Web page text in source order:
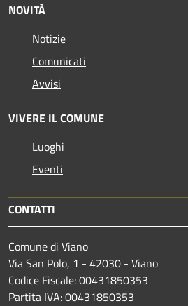
NOVITÀ
Notizie
Comunicati
Avvisi
VIVERE IL COMUNE
Luoghi
Eventi
CONTATTI
Comune di Viano
Via San Polo, 1 - 42030 - Viano
Codice Fiscale: 00431850353
Partita IVA: 00431850353